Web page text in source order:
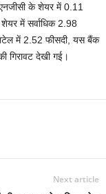
के शेयर में 0.11
में सर्वाधिक 2.98
में 2.52 फीसदी, यस बैंक
गिरावट देखी गई।
Next article